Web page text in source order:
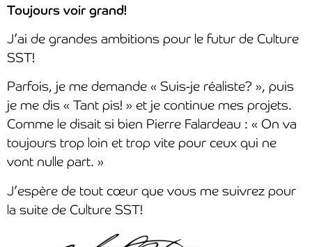
Toujours voir grand!
J’ai de grandes ambitions pour le futur de Culture
SST!
Parfois, je me demande « Suis-je réaliste? », puis
je me dis « Tant pis! » et je continue mes projets.
Comme le disait si bien Pierre Falardeau : « On va
toujours trop loin et trop vite pour ceux qui ne
vont nulle part. »
J’espère de tout cœur que vous me suivrez pour
la suite de Culture SST!